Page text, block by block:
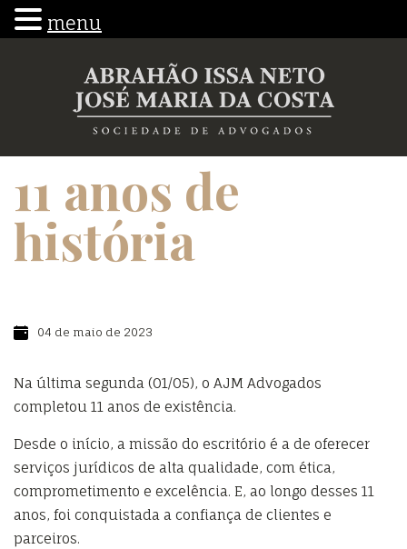
11 anos de
história
04 de maio de 2023
Na última segunda (01/05), o AJM Advogados
completou 11 anos de existência.
Desde o início, a missão do escritório é a de oferecer
serviços jurídicos de alta qualidade, com ética,
comprometimento e excelência. E, ao longo desses 11
anos, foi conquistada a confiança de clientes e
parceiros.
menu